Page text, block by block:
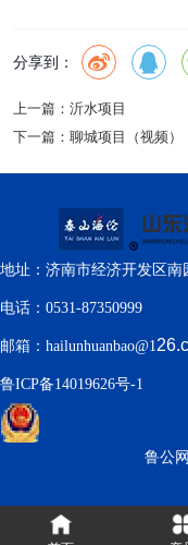
分享到：
上一篇： 沂水项目
下一篇： 聊城项目（视频）
地址：济南市经济开发区南
电话：0531-87350999
邮箱：hailunhuanbao@1
鲁ICP备14019626号-1
鲁公